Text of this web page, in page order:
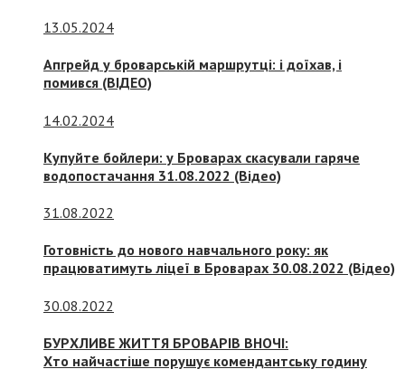
13.05.2024
Апгрейд у броварській маршрутці: і доїхав, і
помився (ВІДЕО)
14.02.2024
Купуйте бойлери: у Броварах скасували гаряче
водопостачання 31.08.2022 (Відео)
31.08.2022
Готовність до нового навчального року: як
працюватимуть ліцеї в Броварах 30.08.2022 (Відео)
30.08.2022
БУРХЛИВЕ ЖИТТЯ БРОВАРІВ ВНОЧІ:
Хто найчастіше порушує комендантську годину